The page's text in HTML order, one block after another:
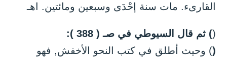
القارىء. مات سنة إحْدَى وسبعين ومائتين. اهـ
() ثم قال السيوطي في صـ ( 388 ):
() وحيث أطلق في كتب النحو الأخفش, فهو